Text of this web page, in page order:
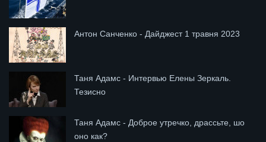
Антон Санченко - Дайджест 1 травня 2023
Таня Адамс - Интервью Елены Зеркаль.
Тезисно
Таня Адамс - Доброе утречко, драссьте, шо
оно как?